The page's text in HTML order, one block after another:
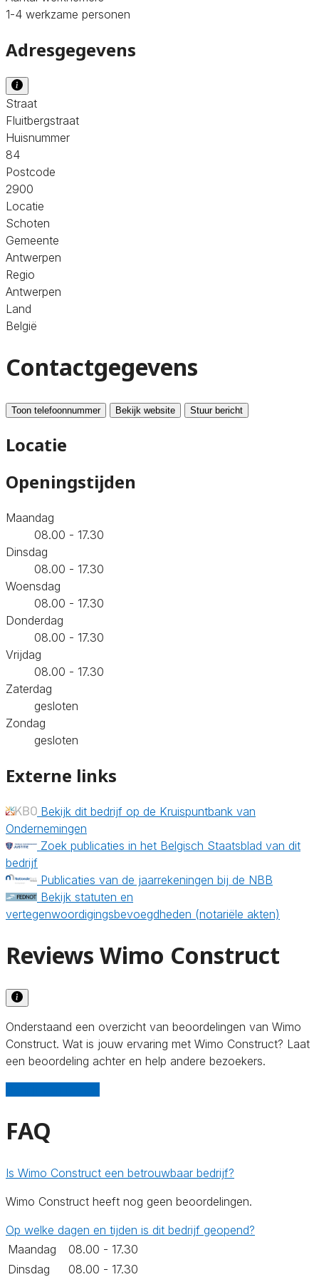
1-4 werkzame personen
Adresgegevens
Straat
Fluitbergstraat
Huisnummer
84
Postcode
2900
Locatie
Schoten
Gemeente
Antwerpen
Regio
Antwerpen
Land
België
Contactgegevens
Toon telefoonnummer Bekijk website Stuur bericht
Locatie
Openingstijden
Maandag
08.00 - 17.30
Dinsdag
08.00 - 17.30
Woensdag
08.00 - 17.30
Donderdag
08.00 - 17.30
Vrijdag
08.00 - 17.30
Zaterdag
gesloten
Zondag
gesloten
Externe links
Bekijk dit bedrijf op de Kruispuntbank van
Ondernemingen
Zoek publicaties in het Belgisch Staatsblad van dit
bedrijf
Publicaties van de jaarrekeningen bij de NBB
Bekijk statuten en
vertegenwoordigingsbevoegdheden (notariële akten)
Reviews Wimo Construct
Onderstaand een overzicht van beoordelingen van Wimo
Construct. Wat is jouw ervaring met Wimo Construct? Laat
een beoordeling achter en help andere bezoekers.
FAQ
Is Wimo Construct een betrouwbaar bedrijf?
Wimo Construct heeft nog geen beoordelingen.
Op welke dagen en tijden is dit bedrijf geopend?
Maandag
08.00 - 17.30
Dinsdag
08.00 - 17.30